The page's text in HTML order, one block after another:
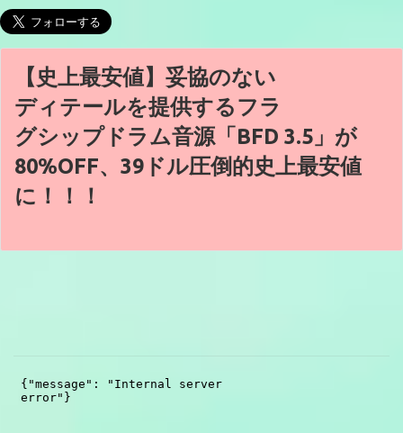
【史上最安値】妥協のない
ディテールを提供するフラ
グシップドラム音源「BFD 3.5」が
80%OFF、39ドル圧倒的史上最安値
に！！！